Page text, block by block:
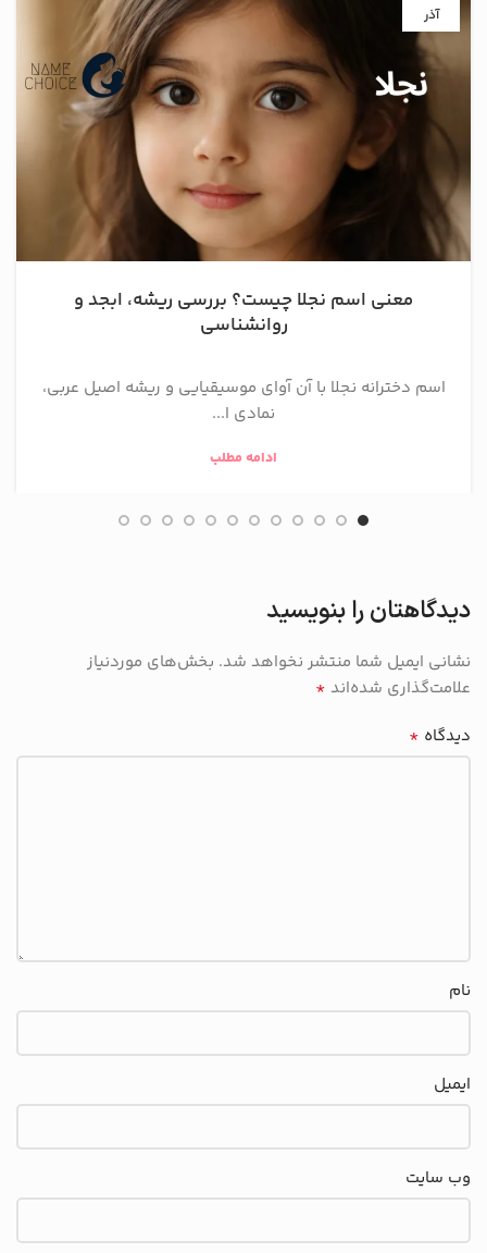
آذر
معنی اسم نجلا چیست؟ بررسی ریشه، ابجد و
روانشناسی
اسم دخترانه نجلا با آن آوای موسیقیایی و ریشه اصیل عربی،
نمادی ا...
ادامه مطلب
دیدگاهتان را بنویسید
نشانی ایمیل شما منتشر نخواهد شد. بخش‌های موردنیاز
علامت‌گذاری شده‌اند *
دیدگاه *
نام
ایمیل
وب‌ سایت